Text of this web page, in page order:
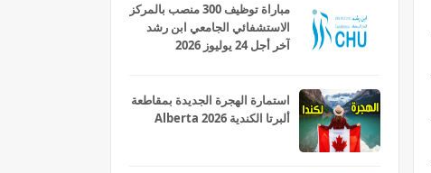
مباراة توظيف 300 منصب بالمركز
الاستشفائي الجامعي ابن رشد
آخر أجل 24 يوليوز 2026
استمارة الهجرة الجديدة بمقاطعة
ألبرتا الكندية Alberta 2026